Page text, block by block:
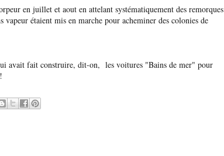
en juillet et aout en attelant systématiquement des remorques
étaient mis en marche pour acheminer des colonies de
avait fait construire, dit-on, les voitures "Bains de mer" pour